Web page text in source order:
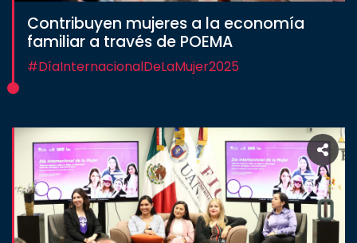
Contribuyen mujeres a la economía
familiar a través de POEMA
#DíaInternacionalDeLaMujer2025